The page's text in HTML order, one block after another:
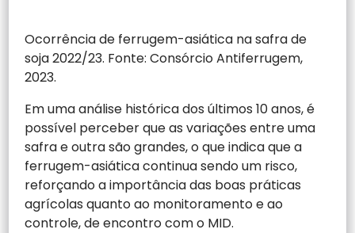
Ocorrência de ferrugem-asiática na safra de
soja 2022/23. Fonte: Consórcio Antiferrugem,
2023.
Em uma análise histórica dos últimos 10 anos, é
possível perceber que as variações entre uma
safra e outra são grandes, o que indica que a
ferrugem-asiática continua sendo um risco,
reforçando a importância das boas práticas
agrícolas quanto ao monitoramento e ao
controle, de encontro com o MID.